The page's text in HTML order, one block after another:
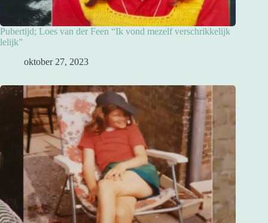
Pubertijd; Loes van der Feen “Ik vond mezelf verschrikkelijk
lelijk”
oktober 27, 2023